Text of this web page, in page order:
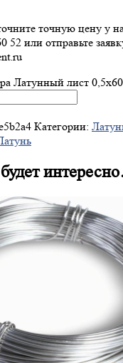
точную цену у
52 или отправьте
Латунный лист
Категории: